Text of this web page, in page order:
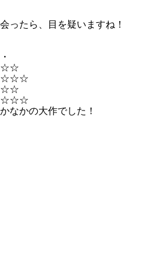
ったら、目を疑いますね！
なかの大作でした！